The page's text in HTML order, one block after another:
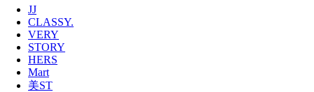
JJ
CLASSY.
VERY
STORY
HERS
Mart
美ST